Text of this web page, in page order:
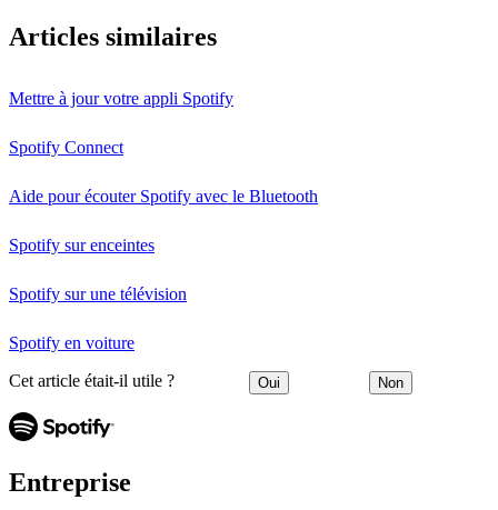
Articles similaires
Mettre à jour votre appli Spotify
Spotify Connect
Aide pour écouter Spotify avec le Bluetooth
Spotify sur enceintes
Spotify sur une télévision
Spotify en voiture
Cet article était-il utile ? Oui Non
Entreprise